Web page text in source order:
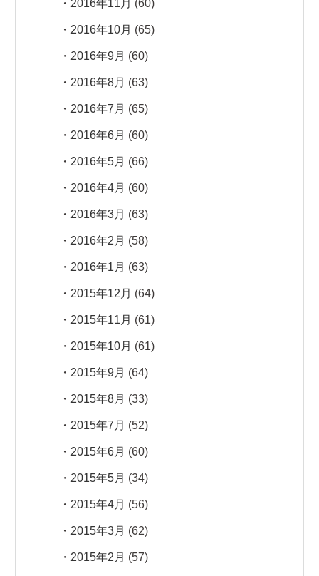
2016年11月 (60)
2016年10月 (65)
2016年9月 (60)
2016年8月 (63)
2016年7月 (65)
2016年6月 (60)
2016年5月 (66)
2016年4月 (60)
2016年3月 (63)
2016年2月 (58)
2016年1月 (63)
2015年12月 (64)
2015年11月 (61)
2015年10月 (61)
2015年9月 (64)
2015年8月 (33)
2015年7月 (52)
2015年6月 (60)
2015年5月 (34)
2015年4月 (56)
2015年3月 (62)
2015年2月 (57)